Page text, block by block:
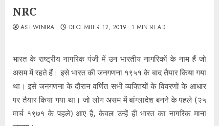
NRC
ASHWINIRAI DECEMBER 12, 2019 1 MIN READ
भारत के राष्ट्रीय नागरिक पंजी में उन भारतीय नागरिकों के नाम हैं जो
असम में रहते हैं। इसे भारत की जनगणना १९५१ के बाद तैयार किया गया
था। इसे जनगणना के दौरान वर्णित सभी व्यक्तियों के विवरणों के आधार
पर तैयार किया गया था। जो लोग असम में बांग्लादेश बनने के पहले (२५
मार्च १९७१ के पहले) आए है, केवल उन्हें ही भारत का नागरिक माना